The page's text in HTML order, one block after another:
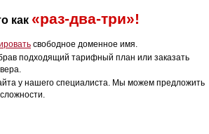
как «раз-два-три»!
свободное доменное имя.
подходящий тарифный план или заказать
у нашего специалиста. Мы можем предложить